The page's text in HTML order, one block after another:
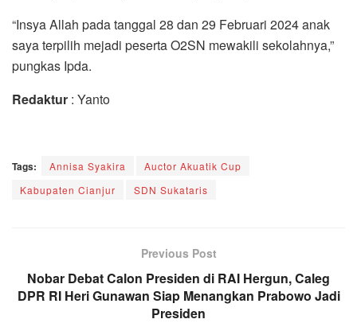
“Insya Allah pada tanggal 28 dan 29 Februari 2024 anak
saya terpilih mejadi peserta O2SN mewakili sekolahnya,”
pungkas Ipda.
Redaktur : Yanto
Tags: Annisa Syakira
Auctor Akuatik Cup
Kabupaten Cianjur
SDN Sukataris
Previous Post
Nobar Debat Calon Presiden di RAI Hergun, Caleg
DPR RI Heri Gunawan Siap Menangkan Prabowo Jadi
Presiden